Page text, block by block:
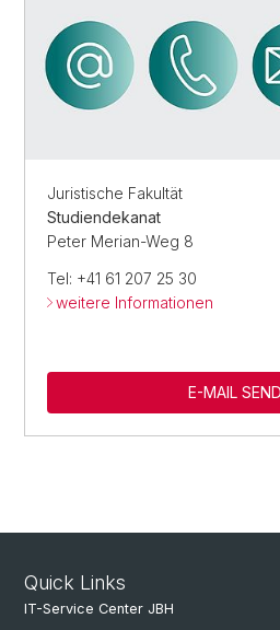
Juristische Fakultät
Studiendekanat
Peter Merian-Weg 8
Tel: +41 61 207 25 30
weitere Informationen
E-MAIL
Quick Links
IT-Service Center JBH